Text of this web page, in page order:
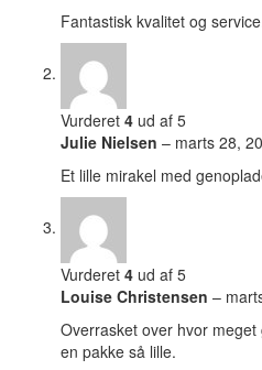
Fantastisk kvalitet og
Vurderet 4 ud af 5
Julie Nielsen – marts 28,
Et lille mirakel med
Vurderet 4 ud af 5
Louise Christensen –
Overrasket over hvor
en pakke så lille.